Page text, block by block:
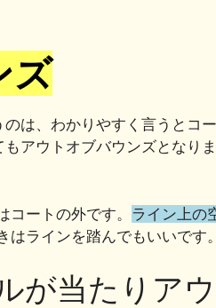
ズ
のは、わかりやすく言うとコ
アウトオブバウンズとなり
ートの外です。 ライン上の
はラインを踏んでもいいです
が当たりア